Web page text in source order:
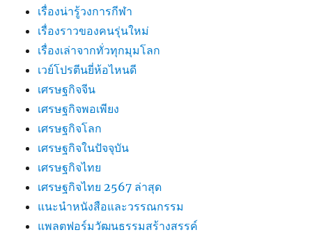
เรื่องน่ารู้วงการกีฬา
เรื่องราวของคนรุ่นใหม่
เรื่องเล่าจากทั่วทุกมุมโลก
เวย์โปรตีนยี่ห้อไหนดี
เศรษฐกิจจีน
เศรษฐกิจพอเพียง
เศรษฐกิจโลก
เศรษฐกิจในปัจจุบัน
เศรษฐกิจไทย
เศรษฐกิจไทย 2567 ล่าสุด
แนะนำหนังสือและวรรณกรรม
แพลตฟอร์มวัฒนธรรมสร้างสรรค์